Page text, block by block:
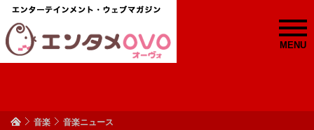
MENU
音楽 音楽ニュース